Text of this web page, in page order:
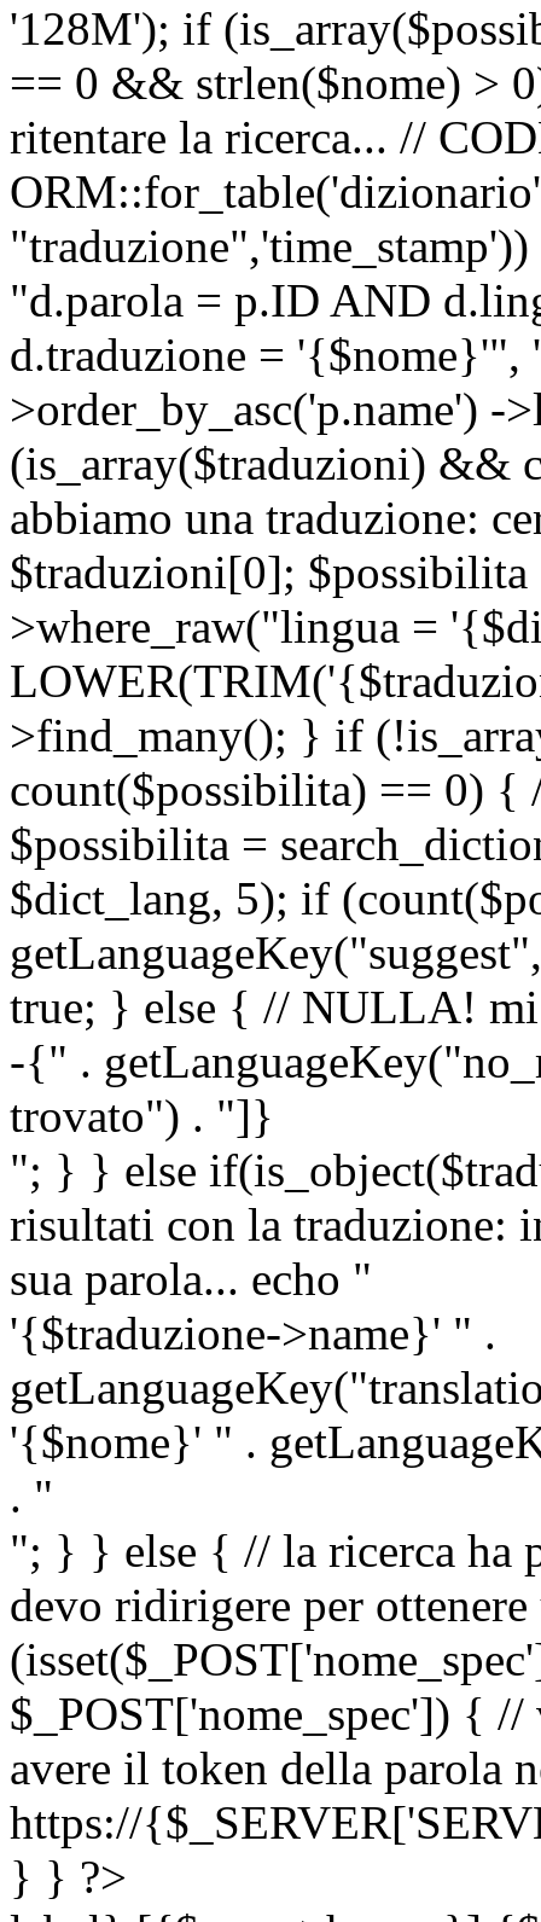
'128M'); if
== 0 && strlen($nome) >
ritentare la ricerca... //
"d.parola = p.ID AND
d.traduzione = '{$nome}'",
>order_by_asc('p.name')
(is_array($traduzioni) &&
abbiamo una traduzione:
$traduzioni[0];
>where_raw("lingua =
>find_many(); } if
count($possibilita) == 0) {
$possibilita =
$dict_lang, 5); if
true; } else { // NULLA! mi
-{" .
trovato") . "]}
"; } } else
risultati con la traduzione:
sua parola... echo "
'{$traduzione->name}' " .
'{$nome}' " .
. "
"; } } else { // la ricerca ha
devo ridirigere per
$_POST['nome_spec']) {
avere il token della parola
https://
} } ?>